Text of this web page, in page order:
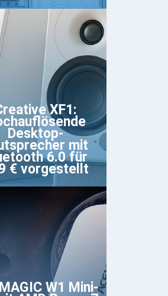
XF1:
Desktop-
mit
6.0 für
€ vorgestellt
W1 Mini-